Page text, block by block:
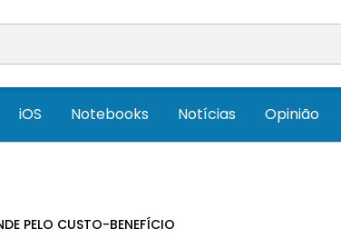
iOS Notebooks Notícias Opinião
PELO CUSTO-BENEFÍCIO